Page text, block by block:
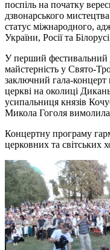
поспіль на початку
дзвонарського
статус міжнародного,
України, Росії та
У перший фестивальний
майстерність у Свято-
заключний гала-концерт
церкві на околиці
усипальниця князів
Микола Гоголя вимолила
Концертну програму
церковних та світських